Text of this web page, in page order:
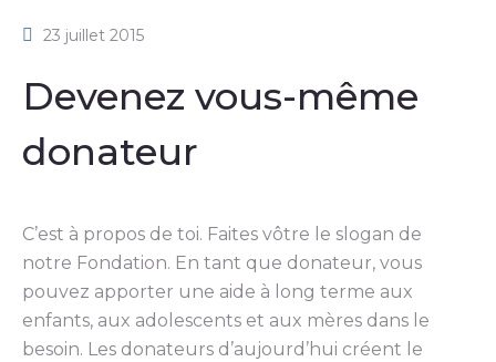
23 juillet 2015
Devenez vous-même
donateur
C’est à propos de toi. Faites vôtre le slogan de
notre Fondation. En tant que donateur, vous
pouvez apporter une aide à long terme aux
enfants, aux adolescents et aux mères dans le
besoin. Les donateurs d’aujourd’hui créent le